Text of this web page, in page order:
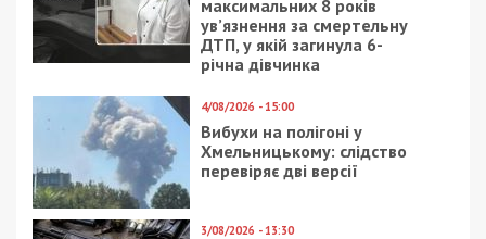
максимальних 8 років
ув’язнення за смертельну
ДТП, у якій загинула 6-
річна дівчинка
4/08/2026 - 15:00
Вибухи на полігоні у
Хмельницькому: слідство
перевіряє дві версії
3/08/2026 - 13:30